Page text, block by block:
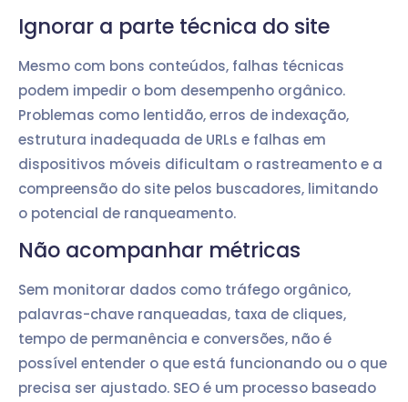
Ignorar a parte técnica do site
Mesmo com bons conteúdos, falhas técnicas
podem impedir o bom desempenho orgânico.
Problemas como lentidão, erros de indexação,
estrutura inadequada de URLs e falhas em
dispositivos móveis dificultam o rastreamento e a
compreensão do site pelos buscadores, limitando
o potencial de ranqueamento.
Não acompanhar métricas
Sem monitorar dados como tráfego orgânico,
palavras-chave ranqueadas, taxa de cliques,
tempo de permanência e conversões, não é
possível entender o que está funcionando ou o que
precisa ser ajustado. SEO é um processo baseado